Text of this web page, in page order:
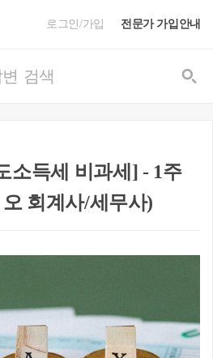
로그인/가입 전문가 가입안내
소득세 비과세] - 1주
회계사/세무사)